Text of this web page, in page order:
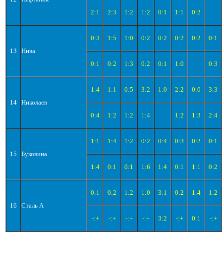
2:1 2:3 1:2 1:2 0:1 1:1 0:2
13 Нива
0:3 1:5 1:0 0:2 0:2 0:2 0:2 0:1
0:1 0:2 1:3 0:2 0:1 1:0 0:3
14 Николаев
1:4 1:1 0:5 3:2 1:0 2:2 0:0 3:3
0:4 1:2 1:2 1:4 1:2 1:3 2:4
15 Буковина
1:1 1:4 1:2 0:2 0:4 0:3 0:2 0:1
1:4 0:1 0:1 1:6 1:4 0:1 1:1 0:2
16 Сталь А
0:1 0:2 1:2 1:0 3:1 0:2 1:4 1:2
-:+ -:+ -:+ -:+ 3:2 -:+ 0:1 -:+